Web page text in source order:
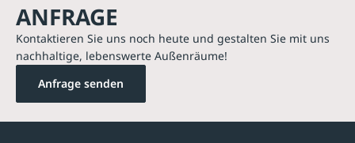
ANFRAGE
Kontaktieren Sie uns noch heute und gestalten Sie mit uns
nachhaltige, lebenswerte Außenräume!
Anfrage senden